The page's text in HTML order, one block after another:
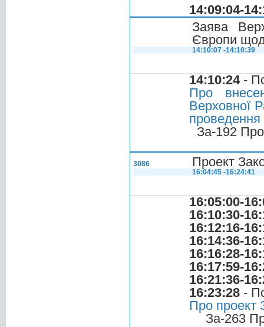
14:09:04-
Заява
Європи
14:10:07 -14:10:39
14:10:24-
Про
Верховної
проведення
За-192
3086 Проект
16:04:45 -16:24:41
16:05:00-
16:10:30-
16:12:16-
16:14:36-
16:16:28-
16:17:59-
16:21:36-
16:23:28 -
Про проект
За-263